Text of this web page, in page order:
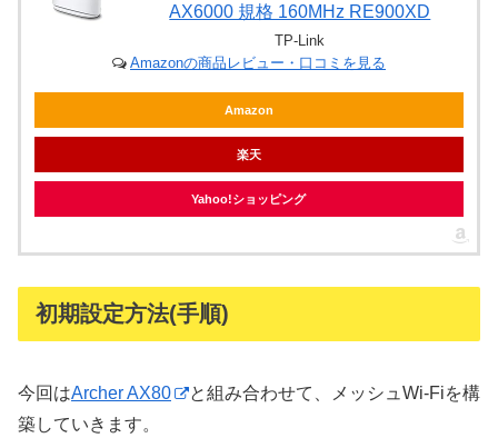
AX6000 規格 160MHz RE900XD
TP-Link
Amazonの商品レビュー・口コミを見る
Amazon
楽天
Yahoo!ショッピング
初期設定方法(手順)
今回はArcher AX80
と組み合わせて、メッシュWi-Fiを構
築していきます。